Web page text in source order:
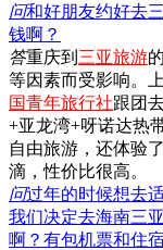
问和好朋友约好去
钱啊？
答重庆到 三亚旅游
等因素而受影响。
国青年旅行社跟团
+亚龙湾+呀诺达热
自由旅游，还体验
滴，性价比很高。
问过年的时候想去
我们决定去海南三
啊？有包机票和住